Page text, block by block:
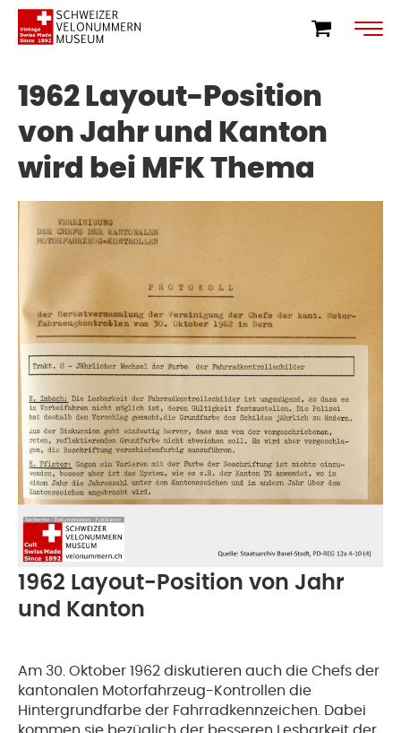
1962 Layout-Position
von Jahr und Kanton
wird bei MFK Thema
1962 Layout-Position von Jahr
und Kanton
Am 30. Oktober 1962 diskutieren auch die Chefs der
kantonalen Motorfahrzeug-Kontrollen die
Hintergrundfarbe der Fahrradkennzeichen. Dabei